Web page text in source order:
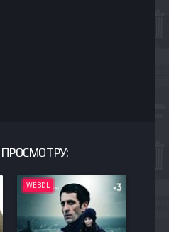
ПРОСМОТРУ:
WEBDL